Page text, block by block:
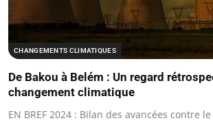
CHANGEMENTS CLIMATIQUES
De Bakou à Belém : Un regard
changement climatique
EN BREF 2024 : Bilan des avancées contre